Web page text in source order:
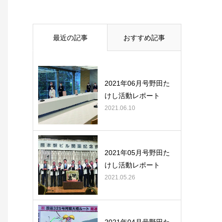
最近の記事 おすすめ記事
2021年06月号野田た
けし活動レポート
2021.06.10
2021年05月号野田た
けし活動レポート
2021.05.26